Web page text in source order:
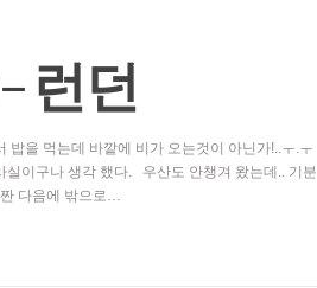
런던
을 먹는데 바깥에 비가 오는것이 아닌가!..ㅜ.ㅜ
실이구나 생각 했다. 우산도 안챙겨 왔는데.. 기분
다음에 밖으로…